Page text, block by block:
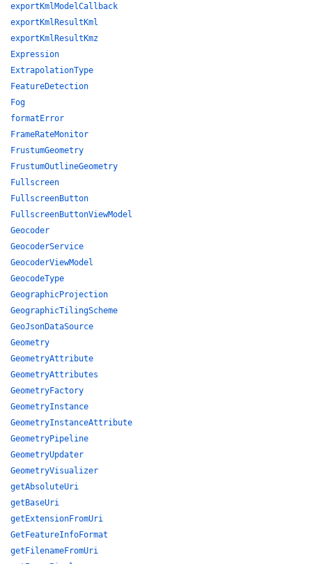
exportKmlModelCallback
exportKmlResultKml
exportKmlResultKmz
Expression
ExtrapolationType
FeatureDetection
Fog
formatError
FrameRateMonitor
FrustumGeometry
FrustumOutlineGeometry
Fullscreen
FullscreenButton
FullscreenButtonViewModel
Geocoder
GeocoderService
GeocoderViewModel
GeocodeType
GeographicProjection
GeographicTilingScheme
GeoJsonDataSource
Geometry
GeometryAttribute
GeometryAttributes
GeometryFactory
GeometryInstance
GeometryInstanceAttribute
GeometryPipeline
GeometryUpdater
GeometryVisualizer
getAbsoluteUri
getBaseUri
getExtensionFromUri
GetFeatureInfoFormat
getFilenameFromUri